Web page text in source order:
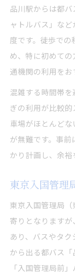
品川駅からは都
ャトルバス」な
度です。徒歩で
め、特に初めて
通機関の利用をお
混雑する時間帯
ぎの利用が比較
車場がほとんど
が無難です。事
かり計画し、余裕
東京入国管理
東京入国管理局
寄りとなります
あり、バスやタ
から出る都バス「
「入国管理局前